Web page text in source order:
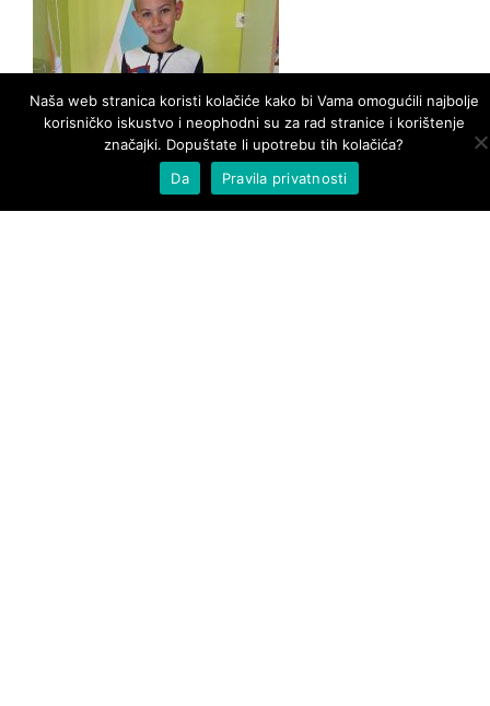
Naša web stranica koristi kolačiće kako bi Vama omogućili najbolje
korisničko iskustvo i neophodni su za rad stranice i korištenje
značajki. Dopuštate li upotrebu tih kolačića?
Da
Pravila privatnosti